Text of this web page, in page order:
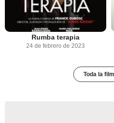
Rumba terapia
24 de febrero de 2023
Toda la